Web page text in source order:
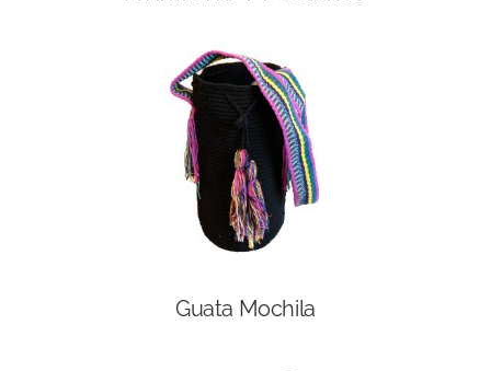
Guata Mochila